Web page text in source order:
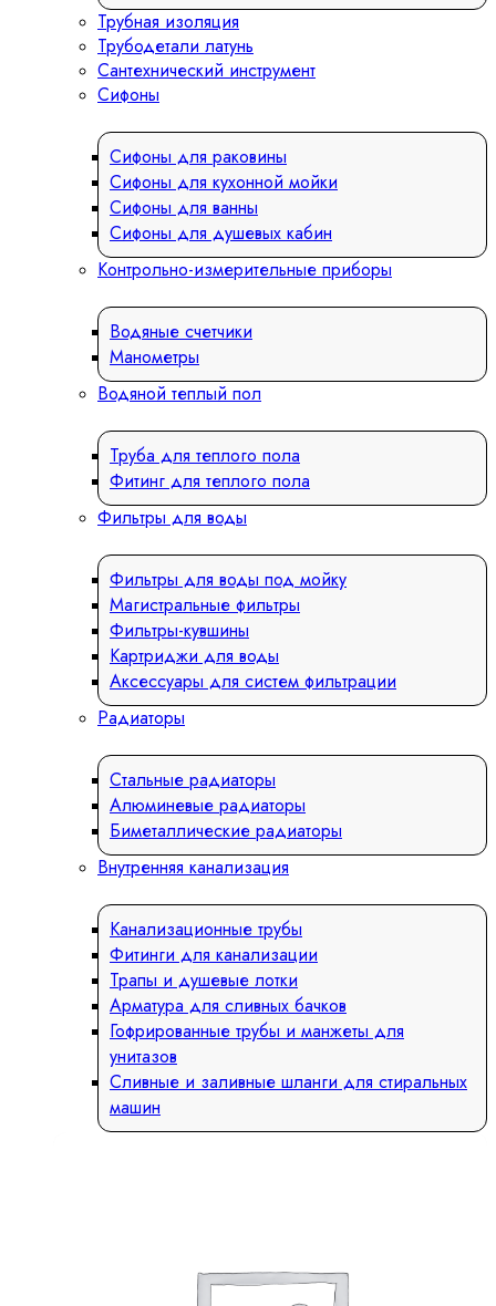
Трубная изоляция
Трубодетали латунь
Сантехнический инструмент
Сифоны
Сифоны для раковины
Сифоны для кухонной мойки
Сифоны для ванны
Сифоны для душевых кабин
Контрольно-измерительные приборы
Водяные счетчики
Манометры
Водяной теплый пол
Труба для теплого пола
Фитинг для теплого пола
Фильтры для воды
Фильтры для воды под мойку
Магистральные фильтры
Фильтры-кувшины
Картриджи для воды
Аксессуары для систем фильтрации
Радиаторы
Стальные радиаторы
Алюминевые радиаторы
Биметаллические радиаторы
Внутренняя канализация
Канализационные трубы
Фитинги для канализации
Трапы и душевые лотки
Арматура для сливных бачков
Гофрированные трубы и манжеты для
унитазов
Сливные и заливные шланги для стиральных
машин